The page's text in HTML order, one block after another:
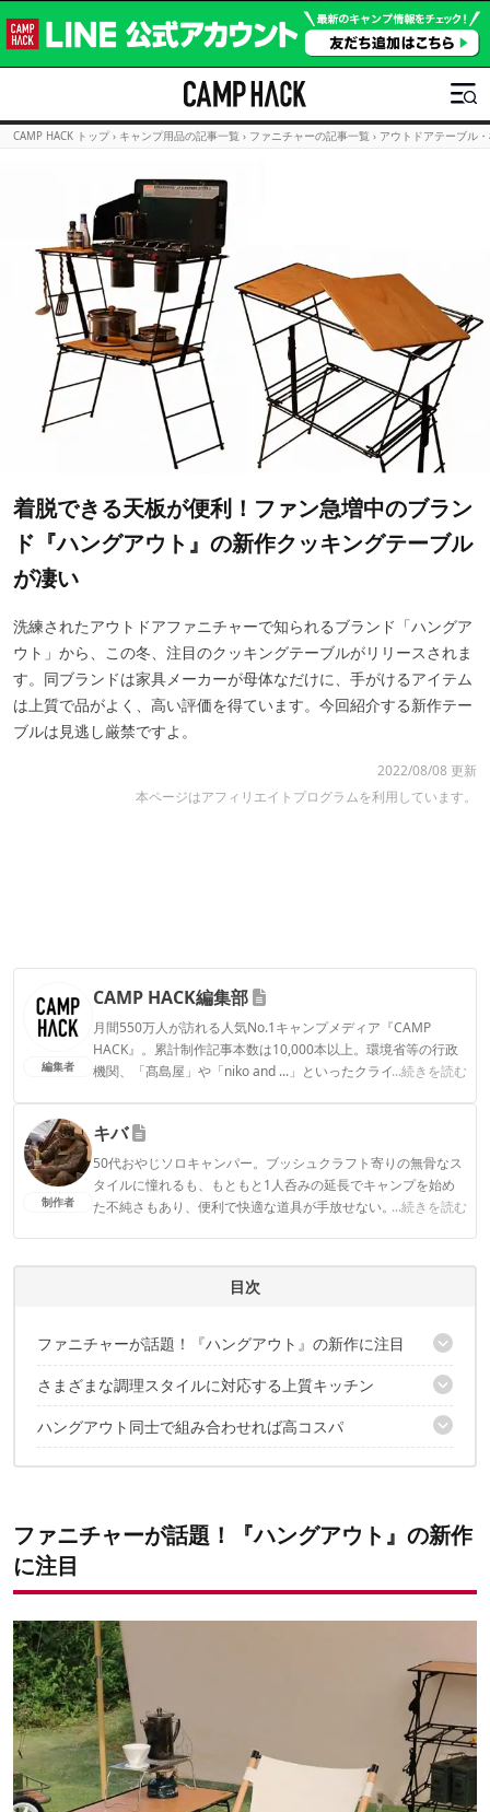
CAMP HACK トップ › キャンプ用品の記事一覧 › ファニチャーの記事一覧 › アウトドアテーブル
着脱できる天板が便利！ファン急増中のブラン
ド『ハングアウト』の新作クッキングテーブル
が凄い
洗練されたアウトドアファニチャーで知られるブランド「ハングア
ウト」から、この冬、注目のクッキングテーブルがリリースされま
す。同ブランドは家具メーカーが母体なだけに、手がけるアイテム
は上質で品がよく、高い評価を得ています。今回紹介する新作テー
ブルは見逃し厳禁ですよ。
2022/08/08 更新
本ページはアフィリエイトプログラムを利用しています。
編集者
CAMP HACK編集部
月間550万人が訪れる人気No.1キャンプメディア『CAMP
HACK』。累計制作記事本数は10,000本以上。環境省等の行政
機関、「髙島屋」や「niko and ...」といったクライアントとの
...続きを読む
CAMP HACK編集部のプロフィール
制作者
キバ
50代おやじソロキャンパー。ブッシュクラフト寄りの無骨なス
タイルに憧れるも、もともと1人呑みの延長でキャンプを始め
た不純さもあり、便利で快適な道具が手放せない。...続きを読む
キバのプロフィール
目次
ファニチャーが話題！『ハングアウト』の新作に注目
クランクシリーズに「クッキングテーブル」が登場！
天板は2枚構成で下段にも設置可能
コールマンのツーバーナーが見事にフィット！
さまざまな調理スタイルに対応する上質キッチン
2階建て構造のバランスが秀逸
ハングアウト同士で組み合わせれば高コスパ
ファニチャーが話題！『ハングアウト』の新作
に注目